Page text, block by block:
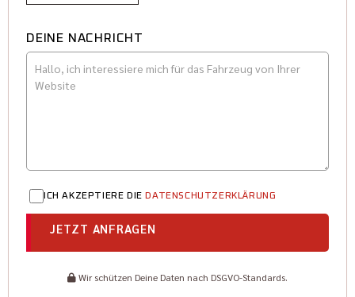
DEINE NACHRICHT
ICH AKZEPTIERE DIE DATENSCHUTZERKLÄRUNG
JETZT ANFRAGEN
Wir schützen Deine Daten nach DSGVO-Standards.